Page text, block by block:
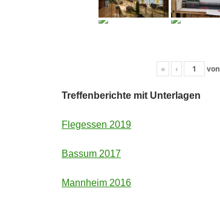
« ‹ von
Treffenberichte mit Unterlagen
Flegessen 2019
Bassum 2017
Mannheim 2016